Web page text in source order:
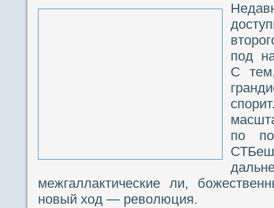
под
С
по
межгаллактические ли,
новый ход — революция.